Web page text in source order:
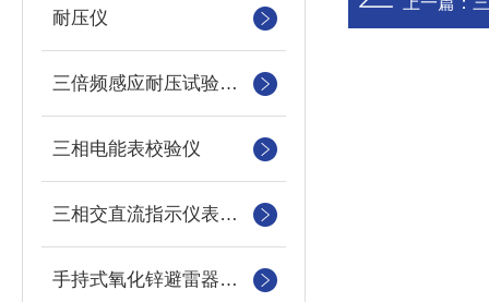
耐压仪
三倍频感应耐压试验装置
三相电能表校验仪
三相交直流指示仪表装置
手持式氧化锌避雷器测试仪